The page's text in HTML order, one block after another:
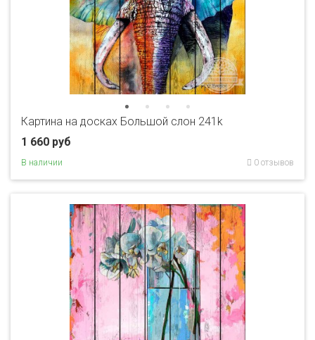
Картина на досках Большой слон 241k
1 660 руб
В наличии 0 отзывов